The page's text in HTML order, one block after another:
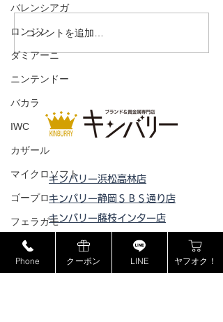
バレンシアガ
ロンジン
ダミアーニ
ニンテンドー
バカラ
IWC
カザール
マイクロソフト
ゴープロ
フェラガモ
セリーヌ
ドライビングシューズ ス
ウェード
コメントを追加…
キンバリー浜松高林店
キンバリー静岡ＳＢＳ通り店
キンバリー藤枝インター店
ピックアップ浜松西伊場店
ピックアップ掛川
店
Phone クーポン LINE ヤフオク！